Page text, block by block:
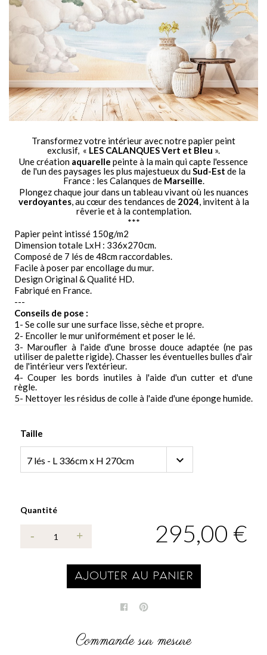
Transformez votre intérieur avec notre papier peint
exclusif, « LES CALANQUES Vert et Bleu ».
Une création aquarelle peinte à la main qui capte l'essence
de l'un des paysages les plus majestueux duSud-Est de la
France : les Calanques de Marseille.
Plongez chaque jour dans un tableau vivant où les nuances
verdoyantes, au cœur des tendances de 2024, invitent à la
rêverie et à la contemplation.
***
Papier peint intissé 150g/m2
Dimension totale LxH : 336x270cm.
Composé de 7 lés de 48cm raccordables.
Facile à poser par encollage du mur.
Design Original & Qualité HD.
Fabriqué en France.
---
Conseils de pose :
1- Se colle sur une surface lisse, sèche et propre.
2- Encoller le mur uniformément et poser le lé.
3- Maroufler à l'aide d'une brosse douce adaptée (ne pas
utiliser de palette rigide). Chasser les éventuelles bulles d'air
de l'intérieur vers l'extérieur.
4- Couper les bords inutiles à l'aide d'un cutter et d'une
règle.
5- Nettoyer les résidus de colle à l'aide d'une éponge humide.
Taille
Quantité
295,00 €
AJOUTER AU PANIER
Commande sur mesure